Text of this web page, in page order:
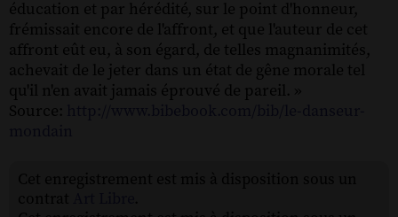
éducation et par hérédité, sur le point d'honneur,
frémissait encore de l'affront, et que l'auteur de cet
affront eût eu, à son égard, de telles magnanimités,
achevait de le jeter dans un état de gêne morale tel
qu'il n'en avait jamais éprouvé de pareil. »
Source: